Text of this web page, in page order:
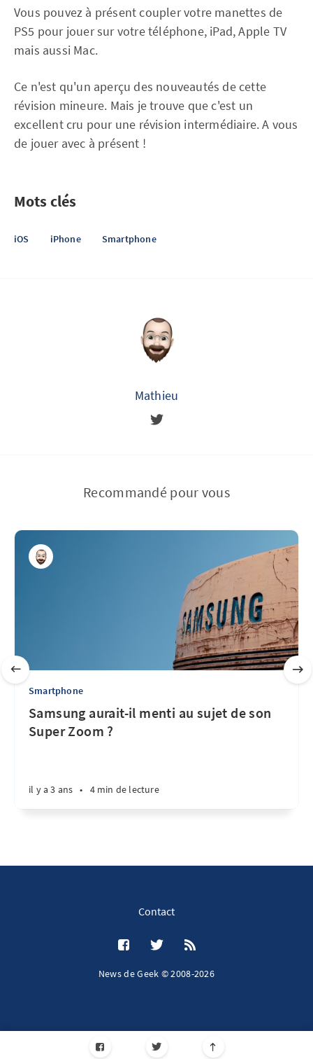
Vous pouvez à présent coupler votre manettes de
PS5 pour jouer sur votre téléphone, iPad, Apple TV
mais aussi Mac.
Ce n'est qu'un aperçu des nouveautés de cette
révision mineure. Mais je trouve que c'est un
excellent cru pour une révision intermédiaire. A vous
de jouer avec à présent !
Mots clés
iOS iPhone Smartphone
Mathieu
Recommandé pour vous
Smartphone
Samsung aurait-il menti au sujet de son
Super Zoom ?
il y a 3 ans • 4 min de lecture
Contact
News de Geek © 2008-2026